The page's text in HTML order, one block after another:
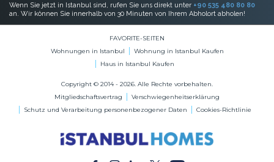
Wenn Sie jetzt in Istanbul sind, rufen Sie uns direkt unter +90 535 480 80 80
an. Wir können Sie innerhalb von 30 Minuten von Ihrem Abholort abholen!
FAVORITE-SEITEN
Wohnungen in Istanbul
Wohnung in Istanbul Kaufen
Haus in Istanbul Kaufen
Copyright © 2014 - 2026. Alle Rechte vorbehalten.
Mitgliedschaftsvertrag
Verschwiegenheitserklärung
Schutz und Verarbeitung personenbezogener Daten
Cookies-Richtlinie